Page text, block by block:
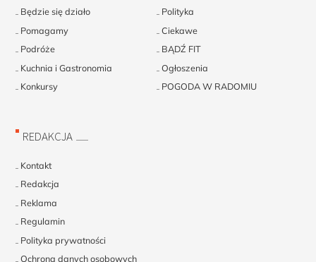
Będzie się działo
Polityka
Pomagamy
Ciekawe
Podróże
BĄDŹ FIT
Kuchnia i Gastronomia
Ogłoszenia
Konkursy
POGODA W RADOMIU
REDAKCJA
Kontakt
Redakcja
Reklama
Regulamin
Polityka prywatności
Ochrona danych osobowych